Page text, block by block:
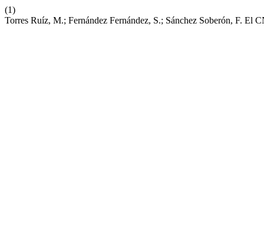
(1)
Torres Ruíz, M.; Fernández Fernández, S.; Sánchez Soberón, F.